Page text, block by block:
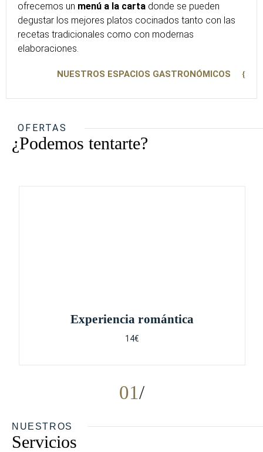
ofrecemos un menú a la carta donde se pueden
degustar los mejores platos cocinados tanto con las
recetas tradicionales como con modernas
elaboraciones.
NUESTROS ESPACIOS GASTRONÓMICOS
OFERTAS
¿Podemos tentarte?
01
Experiencia romántica
14€
NUESTROS
Servicios